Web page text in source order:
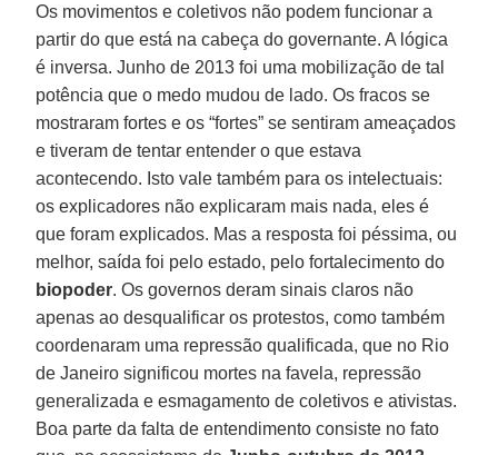
Os movimentos e coletivos não podem funcionar a
partir do que está na cabeça do governante. A lógica
é inversa. Junho de 2013 foi uma mobilização de tal
potência que o medo mudou de lado. Os fracos se
mostraram fortes e os “fortes” se sentiram ameaçados
e tiveram de tentar entender o que estava
acontecendo. Isto vale também para os intelectuais:
os explicadores não explicaram mais nada, eles é
que foram explicados. Mas a resposta foi péssima, ou
melhor, saída foi pelo estado, pelo fortalecimento do
biopoder. Os governos deram sinais claros não
apenas ao desqualificar os protestos, como também
coordenaram uma repressão qualificada, que no Rio
de Janeiro significou mortes na favela, repressão
generalizada e esmagamento de coletivos e ativistas.
Boa parte da falta de entendimento consiste no fato